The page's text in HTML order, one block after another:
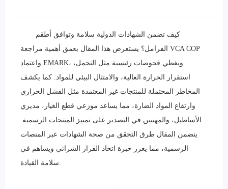
كيف تضمن الشهادات الدولية سلامة وتوافق أطقم
الفرامل؟ يستعرض هذا المقال بعمق أهمية مراجعة VCA COP
واعتماد EMARK، ويغطي فحوصات رئيسية مثل التحمل،
استقرار الحرارة العالية، والامتثال البيئي للمواد. كما يكشف
المخاطر المحتملة للمنتجات غير المعتمدة مثل الفشل الحراري
وارتفاع المواد الضارة، مما يساعد موزعي قطع الغيار، مديري
الأساطيل، والمهنيين في التصدير على تمييز المنتجات الرسمية.
يتضمن المقال طرق التحقق من صحة الشهادات عبر المنصات
الرسمية، مما يعزز خبرة اتخاذ القرار الشرائي ويساهم في
سلامة القيادة.